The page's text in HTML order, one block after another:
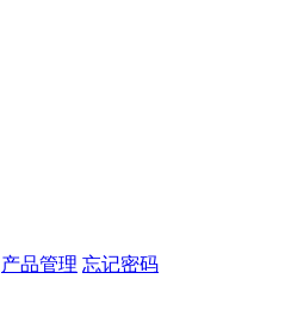
产品管理 忘记密码